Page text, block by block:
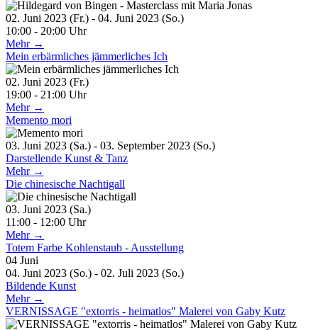
02. Juni 2023 (Fr.) - 04. Juni 2023 (So.)
10:00 - 20:00 Uhr
Mehr →
Mein erbärmliches jämmerliches Ich
02. Juni 2023 (Fr.)
19:00 - 21:00 Uhr
Mehr →
Memento mori
03. Juni 2023 (Sa.) - 03. September 2023 (So.)
Darstellende Kunst & Tanz
Mehr →
Die chinesische Nachtigall
03. Juni 2023 (Sa.)
11:00 - 12:00 Uhr
Mehr →
Totem Farbe Kohlenstaub - Ausstellung
04 Juni
04. Juni 2023 (So.) - 02. Juli 2023 (So.)
Bildende Kunst
Mehr →
VERNISSAGE "extorris - heimatlos" Malerei von Gaby Kutz